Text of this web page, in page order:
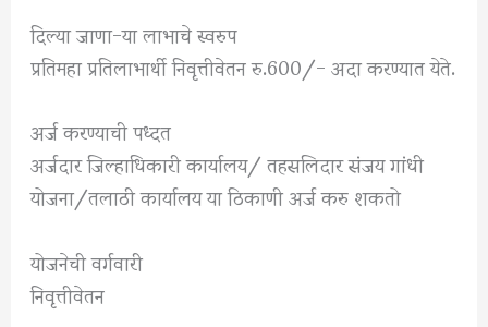
दिल्या जाणा-या लाभाचे स्वरुप
प्रतिमहा प्रतिलाभार्थी निवृत्तीवेतन रु.600/- अदा करण्यात येते.
अर्ज करण्याची पध्दत
अर्जदार जिल्हाधिकारी कार्यालय/ तहसलिदार संजय गांधी
योजना/तलाठी कार्यालय या ठिकाणी अर्ज करु शकतो
योजनेची वर्गवारी
निवृत्तीवेतन